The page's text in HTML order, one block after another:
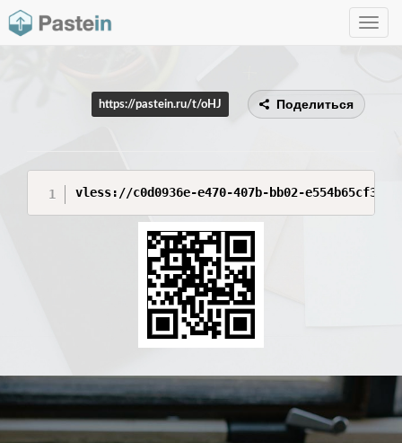
Toggle
https://pastein.ru/t/oHJ Поделиться
vless://c0d0936e-e470-407b-bb02-